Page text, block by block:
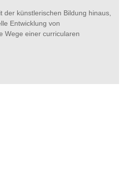
künstlerischen Bildung hinaus,
Entwicklung von
Wege einer curricularen